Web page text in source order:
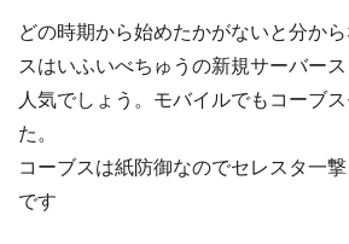
どの時期から始めたかがないと分か
スはいふいべちゅうの新規サーバー
人気でしょう。モバイルでもコーブ
た。
コーブスは紙防御なのでセレスタ一
です